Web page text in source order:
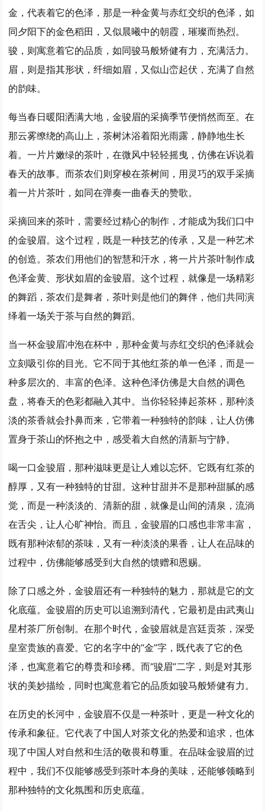
金，代表着它的色泽，那是一种金黄与赤红交织的色泽，如
同夕阳下的金色稻田，又似晨曦中的朝霞，璀璨而热烈。
骏，则寓意着它的品质，如同骏马般矫健有力，充满活力。
眉，则是指其形状，纤细如眉，又似山峦起伏，充满了自然
的韵味。
每当春日暖阳洒满大地，金骏眉的采摘季节便悄然而至。在
那云雾缭绕的高山上，茶树沐浴着阳光雨露，静静地生长
着。一片片嫩绿的茶叶，在微风中轻轻摇曳，仿佛在诉说着
春天的故事。而茶农们则穿梭在茶树间，用灵巧的双手采摘
着一片片茶叶，如同在弹奏一曲春天的赞歌。
采摘回来的茶叶，需要经过精心的制作，才能成为我们口中
的金骏眉。这个过程，既是一种技艺的传承，又是一种艺术
的创造。茶农们用他们的智慧和汗水，将一片片茶叶制作成
色泽金黄、形状如眉的金骏眉。这个过程，就像是一场精彩
的舞蹈，茶农们是舞者，茶叶则是他们的舞伴，他们共同演
绎着一场关于茶与自然的舞蹈。
当一杯金骏眉冲泡在杯中，那种金黄与赤红交织的色泽就会
立刻吸引你的目光。它不同于其他红茶的单一色泽，而是一
种多层次的、丰富的色泽。这种色泽仿佛是大自然的调色
盘，将春天的色彩都融入其中。当你轻轻捧起茶杯，那种淡
淡的茶香就会扑鼻而来，它带着一种独特的韵味，让人仿佛
置身于茶山的怀抱之中，感受着大自然的清新与宁静。
喝一口金骏眉，那种滋味更是让人难以忘怀。它既有红茶的
醇厚，又有一种独特的甘甜。这种甘甜并不是那种甜腻的感
觉，而是一种淡淡的、清新的甜，就像是山间的清泉，流淌
在舌尖，让人心旷神怡。而且，金骏眉的口感也非常丰富，
既有那种浓郁的茶味，又有一种淡淡的果香，让人在品味的
过程中，仿佛能够感受到大自然的馈赠和恩赐。
除了口感之外，金骏眉还有一种独特的魅力，那就是它的文
化底蕴。金骏眉的历史可以追溯到清代，它最初是由武夷山
星村茶厂所创制。在那个时代，金骏眉就是宫廷贡茶，深受
皇室贵族的喜爱。它的名字中的“金”字，既代表了它的色
泽，也寓意着它的尊贵和珍稀。而“骏眉”二字，则是对其形
状的美妙描绘，同时也寓意着它的品质如骏马般矫健有力。
在历史的长河中，金骏眉不仅是一种茶叶，更是一种文化的
传承和象征。它代表了中国人对茶文化的热爱和追求，也体
现了中国人对自然和生活的敬畏和尊重。在品味金骏眉的过
程中，我们不仅能够感受到茶叶本身的美味，还能够领略到
那种独特的文化氛围和历史底蕴。